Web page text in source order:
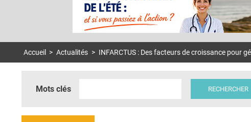
Accueil > Actualités > INFARCTUS : Des facteurs de croissance pour
Mots clés